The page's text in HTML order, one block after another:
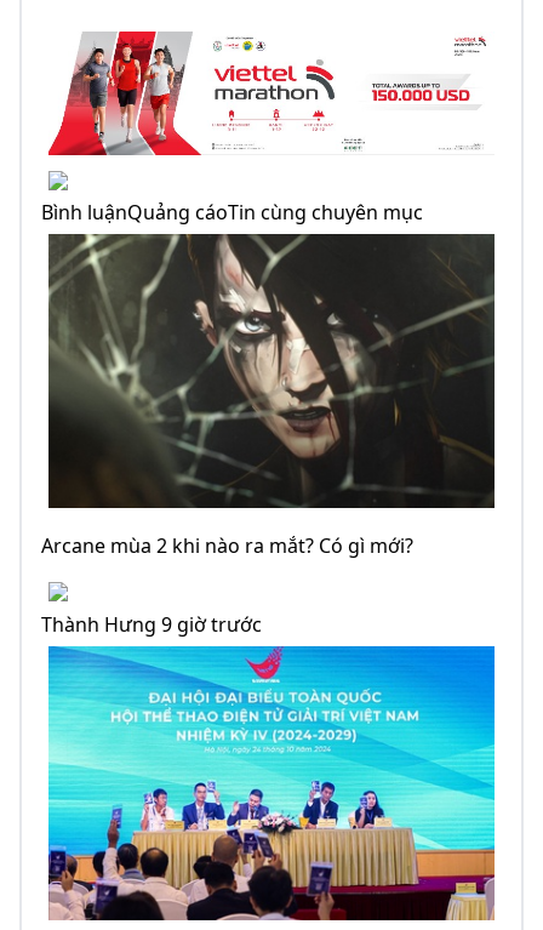
Bình luậnQuảng cáoTin cùng chuyên mục
Arcane mùa 2 khi nào ra mắt? Có gì mới?
Thành Hưng 9 giờ trước